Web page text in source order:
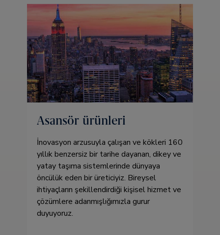
Asansör ürünleri
İnovasyon arzusuyla çalışan ve kökleri 160
yıllık benzersiz bir tarihe dayanan, dikey ve
yatay taşıma sistemlerinde dünyaya
öncülük eden bir üreticiyiz. Bireysel
ihtiyaçların şekillendirdiği kişisel hizmet ve
çözümlere adanmışlığımızla gurur
duyuyoruz.